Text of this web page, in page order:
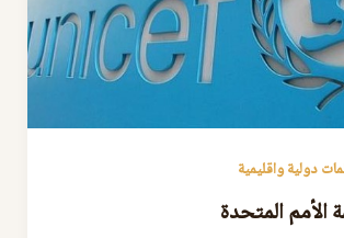
دولية واقليمية
المتحدة